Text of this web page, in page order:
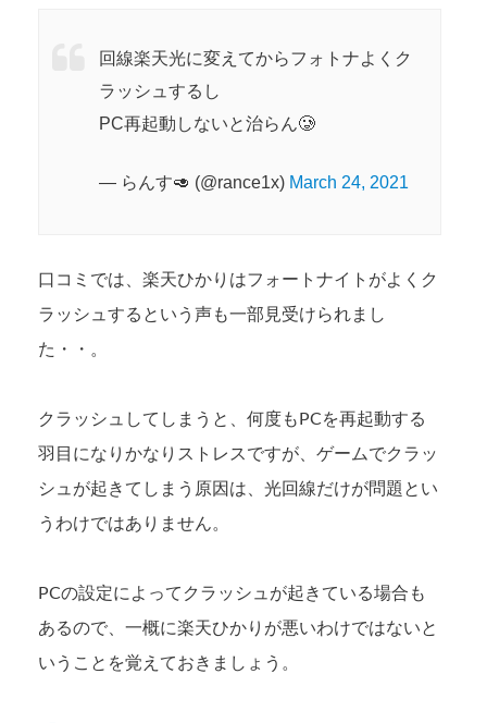
回線楽天光に変えてからフォトナよくク
ラッシュするし
PC再起動しないと治らん🥲
— らんす🥑 (@rance1x) March 24, 2021
口コミでは、楽天ひかりはフォートナイトがよくク
ラッシュするという声も一部見受けられまし
た・・。
クラッシュしてしまうと、何度もPCを再起動する
羽目になりかなりストレスですが、ゲームでクラッ
シュが起きてしまう原因は、光回線だけが問題とい
うわけではありません。
PCの設定によってクラッシュが起きている場合も
あるので、一概に楽天ひかりが悪いわけではないと
いうことを覚えておきましょう。